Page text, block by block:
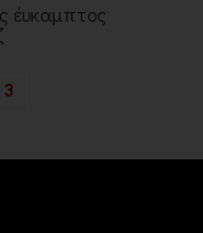
έυκαμπτος
3